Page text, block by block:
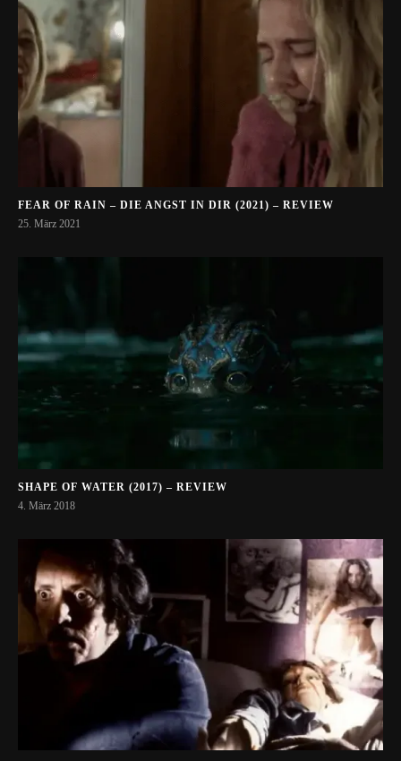
FEAR OF RAIN – DIE ANGST IN DIR (2021) – REVIEW
25. März 2021
SHAPE OF WATER (2017) – REVIEW
4. März 2018